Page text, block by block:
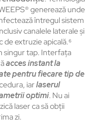
generează unde
întregul sistem
canalele laterale și
extruzie apicală.⁶
singur tap. Interfața
acces instant la
pentru fiecare tip de
iarlaserul
optimi. Nu ai
laser ca să obții
zi.